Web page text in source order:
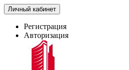
Личный кабинет
Регистрация
Авторизация